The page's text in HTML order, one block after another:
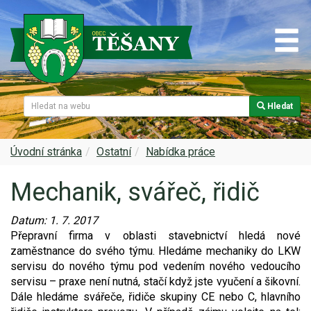
Hledat
Úvodní stránka Ostatní Nabídka práce
Mechanik, svářeč, řidič
Datum: 1. 7. 2017
Přepravní firma v oblasti stavebnictví hledá nové
zaměstnance do svého týmu. Hledáme mechaniky do LKW
servisu do nového týmu pod vedením nového vedoucího
servisu – praxe není nutná, stačí když jste vyučení a šikovní.
Dále hledáme svářeče, řidiče skupiny CE nebo C, hlavního
Naše obec
Z historie
Památky v Těšanech
Zajímavosti v obci
Znak a prapor obce
Virtuální prohlídka
Úřední deska
Samospráva
Dokumenty obce
Projekty
Matrika
Hlášení rozhlasu
Spolky a sdružení
Kultura
Obecní knihovna
Srub
Sport
Ohlédnutí za lety 2015-2019
Škola
Farnost
Služby, firmy
Zdravotní služby
Foto, video
Rezervační systém obce